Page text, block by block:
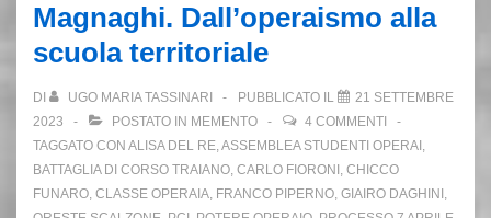
Magnaghi. Dall’operaismo alla
scuola territoriale
DI UGO MARIA TASSINARI PUBBLICATO IL
21 SETTEMBRE
2023
POSTATO IN MEMENTO
4 COMMENTI
TAGGATO CON ALISA DEL RE,ASSEMBLEA STUDENTI OPERAI ,
BATTAGLIA DI CORSO TRAIANO, CARLO FIORONI , CHICCO
FUNARO, CLASSE OPERAIA, FRANCO PIPERNO, GIAIRO DAGHINI ,